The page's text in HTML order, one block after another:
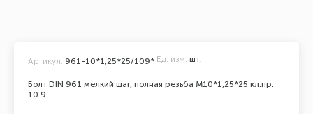
Болт DIN 961 мелкий шаг, полная резьба М10*1,25*25 кл.пр.
10.9
Артикул: 961-10*1,25*25/109* Ед. изм. шт.